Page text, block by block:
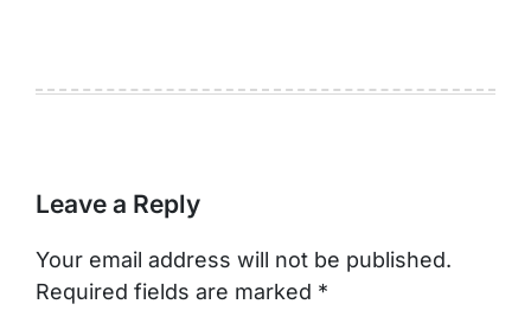
Leave a Reply
Your email address will not be published.
Required fields are marked *